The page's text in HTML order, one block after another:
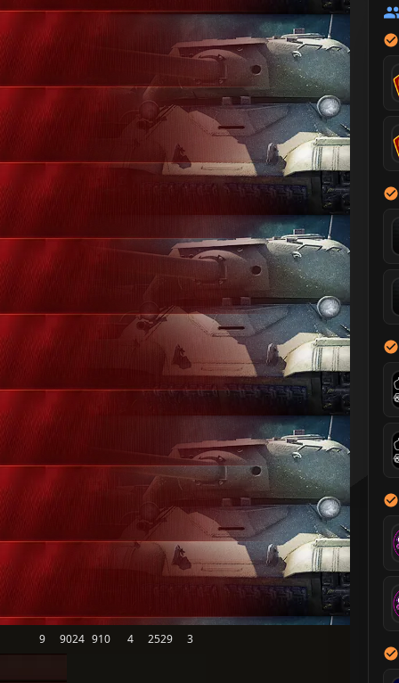
9 9024 910 4 2529 3